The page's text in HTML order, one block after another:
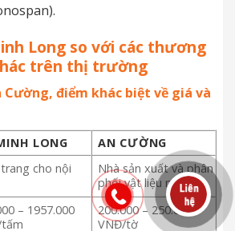
Long so với các thương
trên thị trường
Cường, điểm khác biệt về giá và
LONG AN CƯỜNG
cho nội
Nhà sản xuất và phân
phối vật liệu nội thất
– 1957.000
200.000 – 250.000
VNĐ/tờ